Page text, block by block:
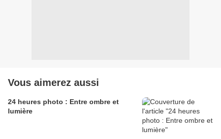
Vous aimerez aussi
24 heures photo : Entre ombre et
lumière